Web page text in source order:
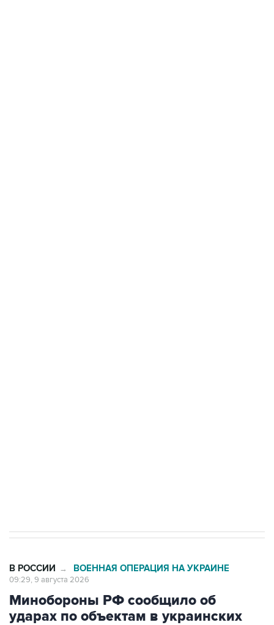
В РОССИИ → ВОЕННАЯ ОПЕРАЦИЯ НА УКРАИНЕ
09:29, 9 августа 2026
Минобороны РФ сообщило об
ударах по объектам в украинских